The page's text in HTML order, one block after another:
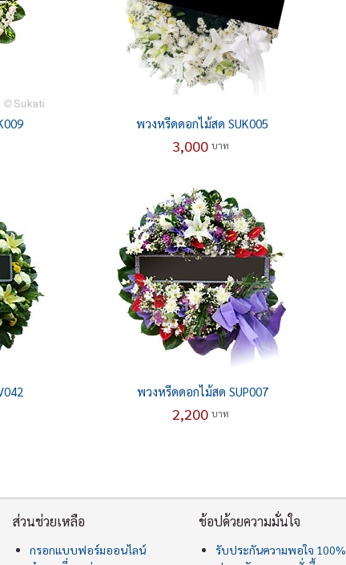
พวงหรีดดอกไม้สด SUK005
3,000บาท
พวงหรีดดอกไม้สด SUP007
2,200บาท
ส่วนช่วยเหลือ
กรอกแบบฟอร์มออนไลน์
ช้อปด้วยความมั่นใจ
รับประกันความพอใจ 100%